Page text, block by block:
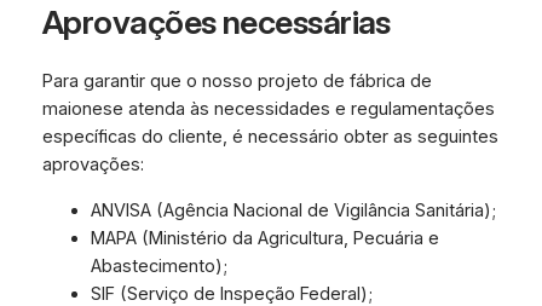
Aprovações necessárias
Para garantir que o nosso projeto de fábrica de
maionese atenda às necessidades e regulamentações
específicas do cliente, é necessário obter as seguintes
aprovações:
ANVISA (Agência Nacional de Vigilância Sanitária);
MAPA (Ministério da Agricultura, Pecuária e
Abastecimento);
SIF (Serviço de Inspeção Federal);